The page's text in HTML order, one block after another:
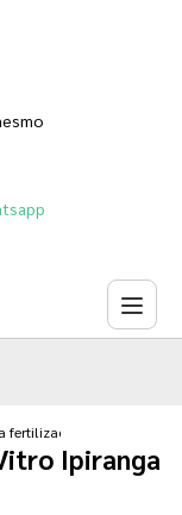
humana
fertilizacao para in vitro
Ipiranga